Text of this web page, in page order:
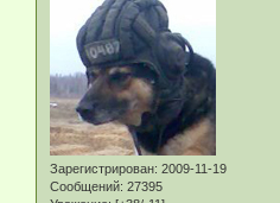
Зарегистрирован: 2009-11-19
Сообщений: 27395